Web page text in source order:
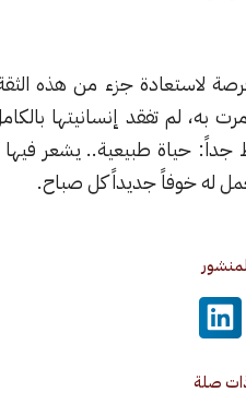
جزء من هذه الثقة المفقودة.
إنسانيتها بالكامل. وما يزال
يشعر فيها الإنسان أن
جديداً كل صباح.